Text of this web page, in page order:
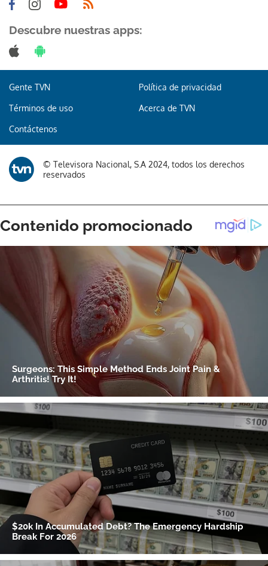
Descubre nuestras apps:
Gente TVN Política de privacidad
Términos de uso Acerca de TVN
Contáctenos
© Televisora Nacional, S.A 2024, todos los derechos
reservados